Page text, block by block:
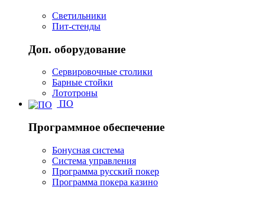
Светильники
Пит-стенды
Доп. оборудование
Сервировочные столики
Барные стойки
Лототроны
ПО
Программное обеспечение
Бонусная система
Система управления
Программа русский покер
Программа покера казино